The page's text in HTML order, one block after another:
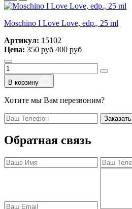
Moschino I Love Love, edp., 25 ml
Артикул: 15102
Цена: 350 руб 400 руб
В корзину
Хотите мы Вам перезвоним?
Заказать
Обратная связь